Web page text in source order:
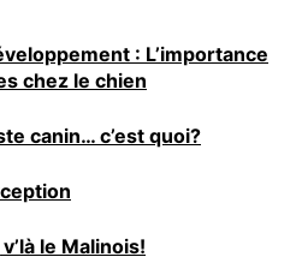
: L’importance
chez le chien
canin… c’est quoi?
le Malinois!